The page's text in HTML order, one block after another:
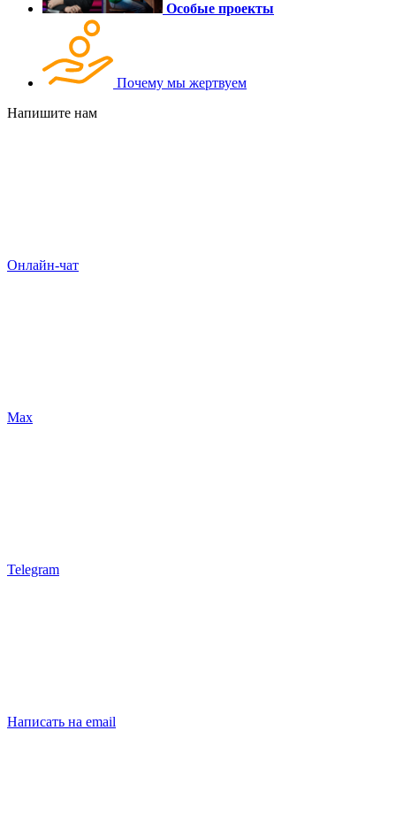
Особые проекты
Почему мы жертвуем
Напишите нам
Онлайн-чат
Max
Telegram
Написать на email